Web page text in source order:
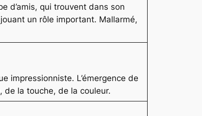
d’amis, qui trouvent dans son
un rôle important. Mallarmé,
impressionniste. L’émergence de
de la touche, de la couleur.